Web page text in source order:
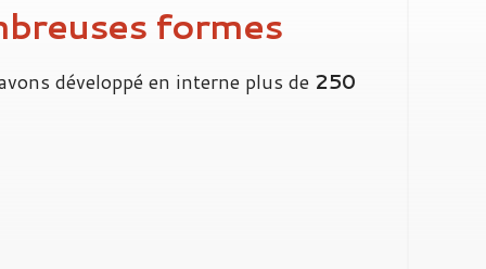
formes
développé en interne plus de 250